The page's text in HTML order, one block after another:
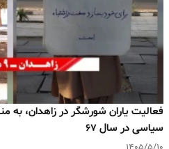
فعالیت یاران شورشگر در زاهدان، به
سیاسی در سال ۶۷